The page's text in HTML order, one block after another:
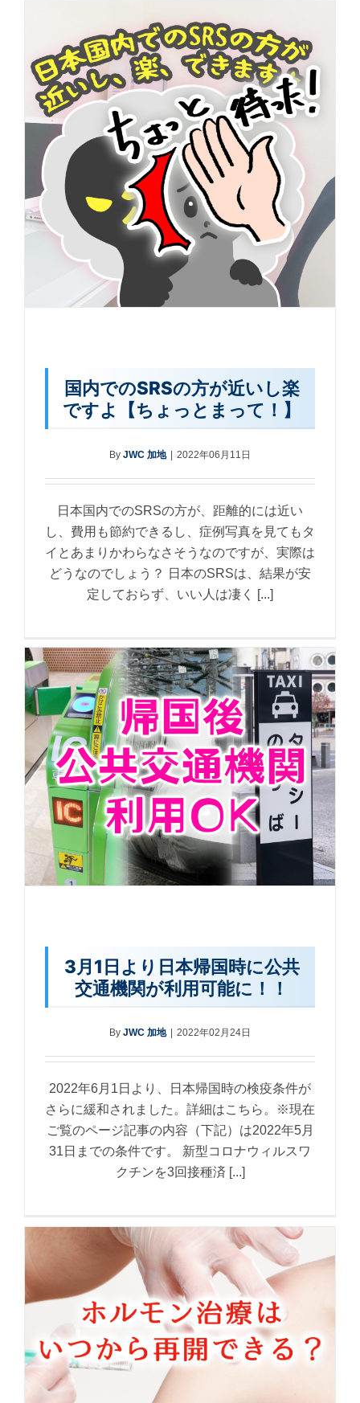
国内でのSRSの方が近いし楽
ですよ【ちょっとまって！】
By JWC 加地 | 2022年06月11日
日本国内でのSRSの方が、距離的には近い
し、費用も節約できるし、症例写真を見てもタ
イとあまりかわらなさそうなのですが、実際は
どうなのでしょう？ 日本のSRSは、結果が安
定しておらず、いい人は凄く [...]
3月1日より日本帰国時に公共
交通機関が利用可能に！！
By JWC 加地 2022年02月24日
2022年6月1日より、日本帰国時の検疫条件が
さらに緩和されました。詳細はこちら。※現在
ご覧のページ記事の内容（下記）は2022年5月
31日までの条件です。 新型コロナウィルスワ
クチンを3回接種済 [...]